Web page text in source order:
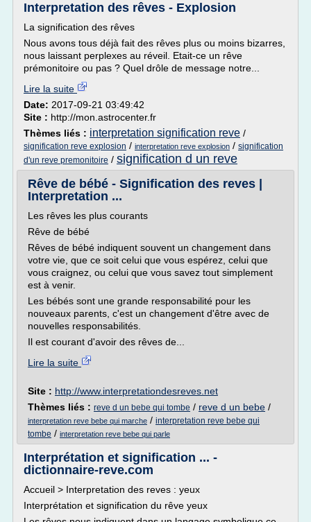
Interpretation des rêves - Explosion
La signification des rêves
Nous avons tous déjà fait des rêves plus ou moins bizarres,
nous laissant perplexes au réveil. Etait-ce un rêve
prémonitoire ou pas ? Quel drôle de message notre...
Lire la suite
Date: 2017-09-21 03:49:42
Site : http://mon.astrocenter.fr
Thèmes liés : interpretation signification reve /
signification reve explosion / interpretation reve explosion / signification
d'un reve premonitoire / signification d un reve
Rêve de bébé - Signification des reves |
Interpretation ...
Les rêves les plus courants
Rêve de bébé
Rêves de bébé indiquent souvent un changement dans
votre vie, que ce soit celui que vous espérez, celui que
vous craignez, ou celui que vous savez tout simplement
est à venir.
Les bébés sont une grande responsabilité pour les
nouveaux parents, c'est un changement d'être avec de
nouvelles responsabilités.
Il est courant d'avoir des rêves de...
Lire la suite
Site : http://www.interpretationdesreves.net
Thèmes liés : reve d un bebe qui tombe / reve d un bebe /
interpretation reve bebe qui marche / interpretation reve bebe qui
tombe / interpretation reve bebe qui parle
Interprétation et signification ... -
dictionnaire-reve.com
Accueil > Interpretation des reves : yeux
Interprétation et signification du rêve yeux